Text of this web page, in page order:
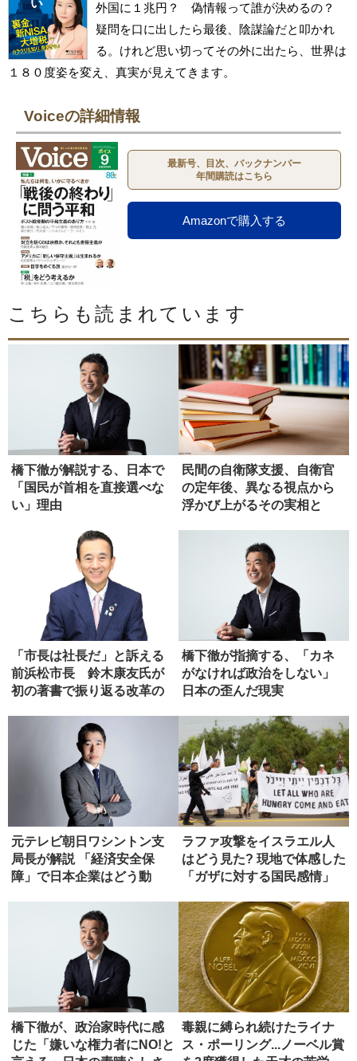
外国に１兆円？ 偽情報って誰が決めるの？
疑問を口に出したら最後、陰謀論だと叩かれ
る。けれど思い切ってその外に出たら、世界は
１８０度姿を変え、真実が見えてきます。
Voiceの詳細情報
最新号、目次、バックナンバー
年間購読はこちら
Amazonで購入する
こちらも読まれています
橋下徹が解説する、日本で
「国民が首相を直接選べな
い」理由
民間の自衛隊支援、自衛官
の定年後、異なる視点から
浮かび上がるその実相と
「市長は社長だ」と訴える
前浜松市長 鈴木康友氏が
初の著書で振り返る改革の
橋下徹が指摘する、「カネ
がなければ政治をしない」
日本の歪んだ現実
元テレビ朝日ワシントン支
局長が解説 「経済安全保
障」で日本企業はどう動
ラファ攻撃をイスラエル人
はどう見た? 現地で体感した
「ガザに対する国民感情」
橋下徹が、政治家時代に感
じた「嫌いな権力者にNO!と
毒親に縛られ続けたライナ
ス・ポーリング...ノーベル賞